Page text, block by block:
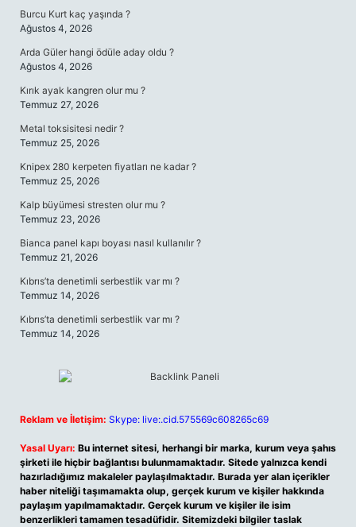
Burcu Kurt kaç yaşında ?
Ağustos 4, 2026
Arda Güler hangi ödüle aday oldu ?
Ağustos 4, 2026
Kırık ayak kangren olur mu ?
Temmuz 27, 2026
Metal toksisitesi nedir ?
Temmuz 25, 2026
Knipex 280 kerpeten fiyatları ne kadar ?
Temmuz 25, 2026
Kalp büyümesi stresten olur mu ?
Temmuz 23, 2026
Bianca panel kapı boyası nasıl kullanılır ?
Temmuz 21, 2026
Kıbrıs’ta denetimli serbestlik var mı ?
Temmuz 14, 2026
Kıbrıs’ta denetimli serbestlik var mı ?
Temmuz 14, 2026
Reklam ve İletişim: Skype: live:.cid.575569c608265c69
Yasal Uyarı: Bu internet sitesi, herhangi bir marka, kurum veya şahıs
şirketi ile hiçbir bağlantısı bulunmamaktadır. Sitede yalnızca kendi
hazırladığımız makaleler paylaşılmaktadır. Burada yer alan içerikler
haber niteliği taşımamakta olup, gerçek kurum ve kişiler hakkında
paylaşım yapılmamaktadır. Gerçek kurum ve kişiler ile isim
benzerlikleri tamamen tesadüfidir. Sitemizdeki bilgiler taslak